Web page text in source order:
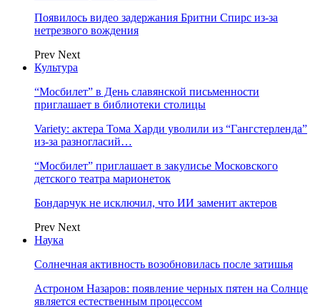
Появилось видео задержания Бритни Спирс из-за
нетрезвого вождения
Prev Next
Культура
“Мосбилет” в День славянской письменности
приглашает в библиотеки столицы
Variety: актера Тома Харди уволили из “Гангстерленда”
из-за разногласий…
“Мосбилет” приглашает в закулисье Московского
детского театра марионеток
Бондарчук не исключил, что ИИ заменит актеров
Prev Next
Наука
Солнечная активность возобновилась после затишья
Астроном Назаров: появление черных пятен на Солнце
является естественным процессом